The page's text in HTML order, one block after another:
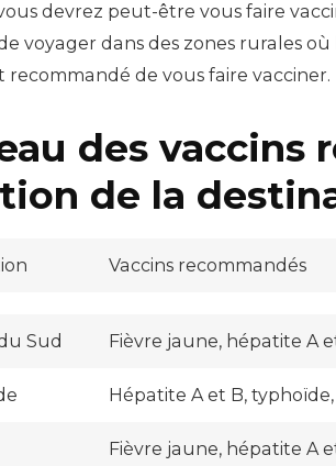
devrez peut-être vous faire
voyager dans des zones rurales
recommandé de vous faire vacciner.
des vaccins
de la
Vaccins recommandés
Sud Fièvre jaune, hépatite A
Hépatite A et B,
Fièvre jaune, hépatite A